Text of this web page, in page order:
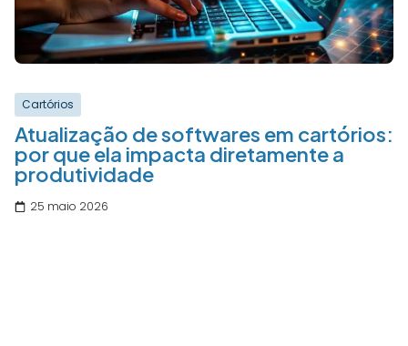
Cartórios
Atualização de softwares em cartórios:
por que ela impacta diretamente a
produtividade
25 maio 2026